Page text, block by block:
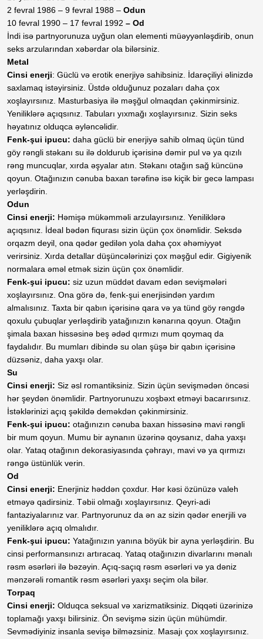
2 fevral 1986 – 9 fevral 1988 – Odun
10 fevral 1990 – 17 fevral 1992 – Od
İndi isə partnyorunuza uyğun olan elementi müəyyənləşdirib, onun
seks arzularından xəbərdar ola bilərsiniz.
Metal
Cinsi enerji: Güclü və erotik enerjiyə sahibsiniz. İdarəçiliyi əlinizdə
saxlamaq istəyirsiniz. Üstdə olduğunuz pozaları daha çox
xoşlayırsınız. Masturbasiya ilə məşğul olmaqdan çəkinmirsiniz.
Yeniliklərə açıqsınız. Tabuları yıxmağı xoşlayırsınız. Sizin seks
həyatınız olduqca əyləncəlidir.
Fenk-şui ipucu: daha güclü bir enerjiyə sahib olmaq üçün tünd
göy rəngli stəkanı su ilə doldurub içərisinə dəmir pul və ya qızılı
rəng muncuqlar, xırda əşyalar atın. Stəkanı otağın sağ küncünə
qoyun. Otağınızın cənuba baxan tərəfinə isə kiçik bir gecə lampası
yerləşdirin.
Odun
Cinsi enerji: Həmişə mükəmməli arzulayırsınız. Yeniliklərə
açıqsınız. İdeal bədən fiqurası sizin üçün çox önəmlidir. Seksdə
orqazm deyil, ona qədər gedilən yola daha çox əhəmiyyət
verirsiniz. Xırda detallar düşüncələrinizi çox məşğul edir. Gigiyenik
normalara əməl etmək sizin üçün çox önəmlidir.
Fenk-şui ipucu: siz uzun müddət davam edən sevişmələri
xoşlayırsınız. Ona görə də, fenk-şui enerjisindən yardım
almalısınız. Taxta bir qabın içərisinə qara və ya tünd göy rəngdə
qoxulu çubuqlar yerləşdirib yatağınızın kənarına qoyun. Otağın
şimala baxan hissəsinə beş ədəd qırmızı mum qoymaq da
faydalıdır. Bu mumları dibində su olan şüşə bir qabın içərisinə
düzsəniz, daha yaxşı olar.
Su
Cinsi enerji: Siz əsl romantiksiniz. Sizin üçün sevişmədən öncəsi
hər şeydən önəmlidir. Partnyorunuzu xoşbəxt etməyi bacarırsınız.
İstəklərinizi açıq şəkildə deməkdən çəkinmirsiniz.
Fenk-şui ipucu: otağınızın cənuba baxan hissəsinə mavi rəngli
bir mum qoyun. Mumu bir aynanın üzərinə qoysanız, daha yaxşı
olar. Yataq otağının dekorasiyasında çəhrayı, mavi və ya qırmızı
rəngə üstünlük verin.
Od
Cinsi enerji: Enerjiniz həddən çoxdur. Hər kəsi özünüzə valeh
etməyə qadirsiniz. Təbii olmağı xoşlayırsınız. Qeyri-adi
fantaziyalarınız var. Partnyorunuz da ən az sizin qədər enerjili və
yeniliklərə açıq olmalıdır.
Fenk-şui ipucu: Yatağınızın yanına böyük bir ayna yerləşdirin. Bu
cinsi performansınızı artıracaq. Yataq otağınızın divarlarını mənalı
rəsm əsərləri ilə bəzəyin. Açıq-saçıq rəsm əsərləri və ya dəniz
mənzərəli romantik rəsm əsərləri yaxşı seçim ola bilər.
Torpaq
Cinsi enerji: Olduqca seksual və xarizmatiksiniz. Diqqəti üzərinizə
toplamağı yaxşı bilirsiniz. Ön sevişmə sizin üçün mühümdir.
Sevmədiyiniz insanla sevişə bilməzsiniz. Masajı çox xoşlayırsınız.